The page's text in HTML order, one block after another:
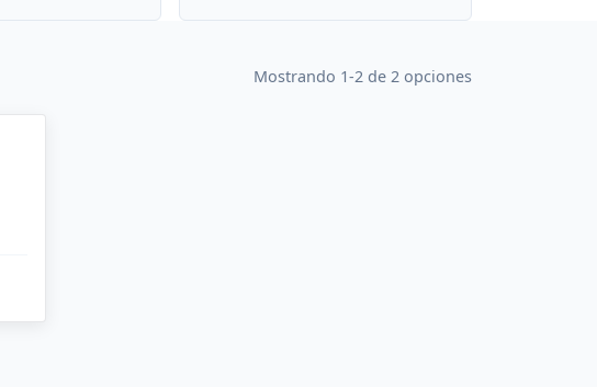
Mostrando 1-2 de 2 opciones